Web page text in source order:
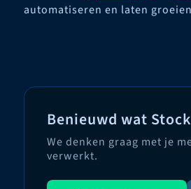
automatiseren en laten
Benieuwd wat
We denken graag met je
verwerkt.